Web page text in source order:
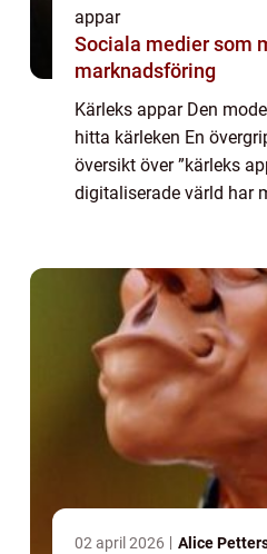
appar
Sociala medier som
marknadsföring
Kärleks appar Den
hitta kärleken En
översikt över ”kärleks
digitaliserade värld har
02 april 2026 Alice